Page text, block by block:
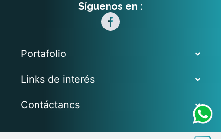
Síguenos en :
Portafolio
Links de interés
Contáctanos